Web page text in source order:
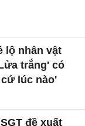
lộ nhân vật
trắng' có
lúc nào'
đề xuất